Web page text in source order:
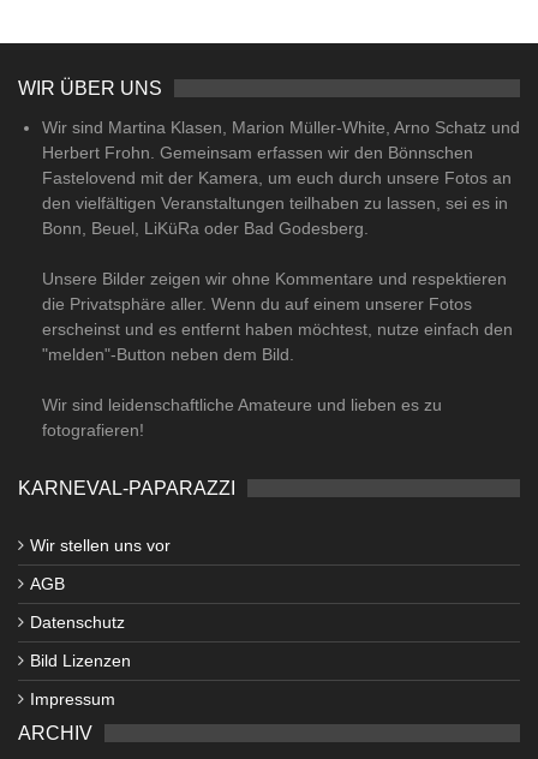
WIR ÜBER UNS
Wir sind Martina Klasen, Marion Müller-White, Arno Schatz und
Herbert Frohn. Gemeinsam erfassen wir den Bönnschen
Fastelovend mit der Kamera, um euch durch unsere Fotos an
den vielfältigen Veranstaltungen teilhaben zu lassen, sei es in
Bonn, Beuel, LiKüRa oder Bad Godesberg.
Unsere Bilder zeigen wir ohne Kommentare und respektieren
die Privatsphäre aller. Wenn du auf einem unserer Fotos
erscheinst und es entfernt haben möchtest, nutze einfach den
"melden"-Button neben dem Bild.
Wir sind leidenschaftliche Amateure und lieben es zu
fotografieren!
KARNEVAL-PAPARAZZI
Wir stellen uns vor
AGB
Datenschutz
Bild Lizenzen
Impressum
ARCHIV